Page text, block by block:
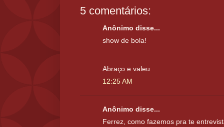
5 comentários:
Anônimo disse...
show de bola!
Abraço e valeu
12:25 AM
Anônimo disse...
Ferrez, como fazemos pra te